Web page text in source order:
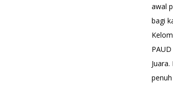
awal
bagi